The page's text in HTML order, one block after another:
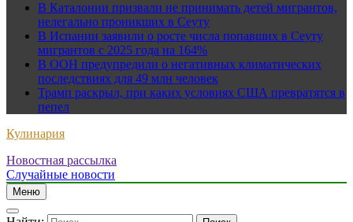
В Каталонии призвали не принимать детей мигрантов,
нелегально проникших в Сеуту
В Испании заявили о росте числа попавших в Сеуту
мигрантов с 2025 года на 164%
В ООН предупредили о негативных климатических
последствиях для 49 млн человек
Трамп раскрыл, при каких условиях США превратятся в
пепел
Кулинария
Новостная рассылка
Случайные новости
Меню